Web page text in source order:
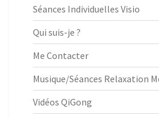
Séances Individuelles Visio
Qui suis-je ?
Me Contacter
Musique/Séances Relaxation
Vidéos QiGong